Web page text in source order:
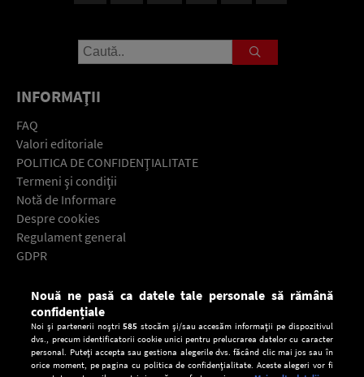
INFORMAŢII
FAQ
Valori editoriale
POLITICA DE CONFIDENŢIALITATE
Termeni şi condiţii
Notă de Informare
Despre cookies
Regulament general
GDPR
Descarcă gratuit aplicaţia Europa FM pentru smartphone:
Nouă ne pasă ca datele tale personale să rămână
confidențiale
Noi și partenerii noștri585 stocăm și/sau accesăm informații pe dispozitivul
dvs., precum identificatorii cookie unici pentru prelucrarea datelor cu caracter
personal. Puteți accepta sau gestiona alegerile dvs. făcând clic mai jos sau în
orice moment, pe pagina cu politica de confidențialitate. Aceste alegeri vor fi